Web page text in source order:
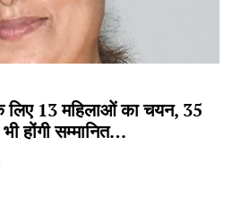
लिए 13 महिलाओं का चयन, 35
होंगी सम्मानित…